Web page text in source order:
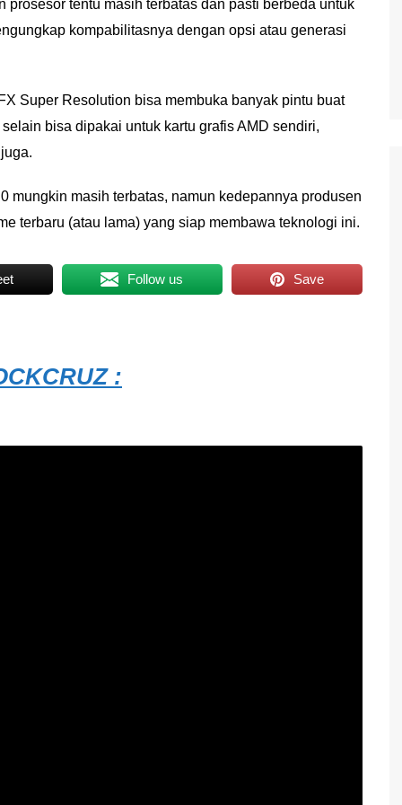
tentu masih terbatas dan pasti berbeda untuk
kompabilitasnya dengan opsi atau generasi
Super Resolution bisa membuka banyak pintu buat
bisa dipakai untuk kartu grafis AMD sendiri,
mungkin masih terbatas, namun kedepannya produsen
terbaru (atau lama) yang siap membawa teknologi ini.
Follow us Save
: